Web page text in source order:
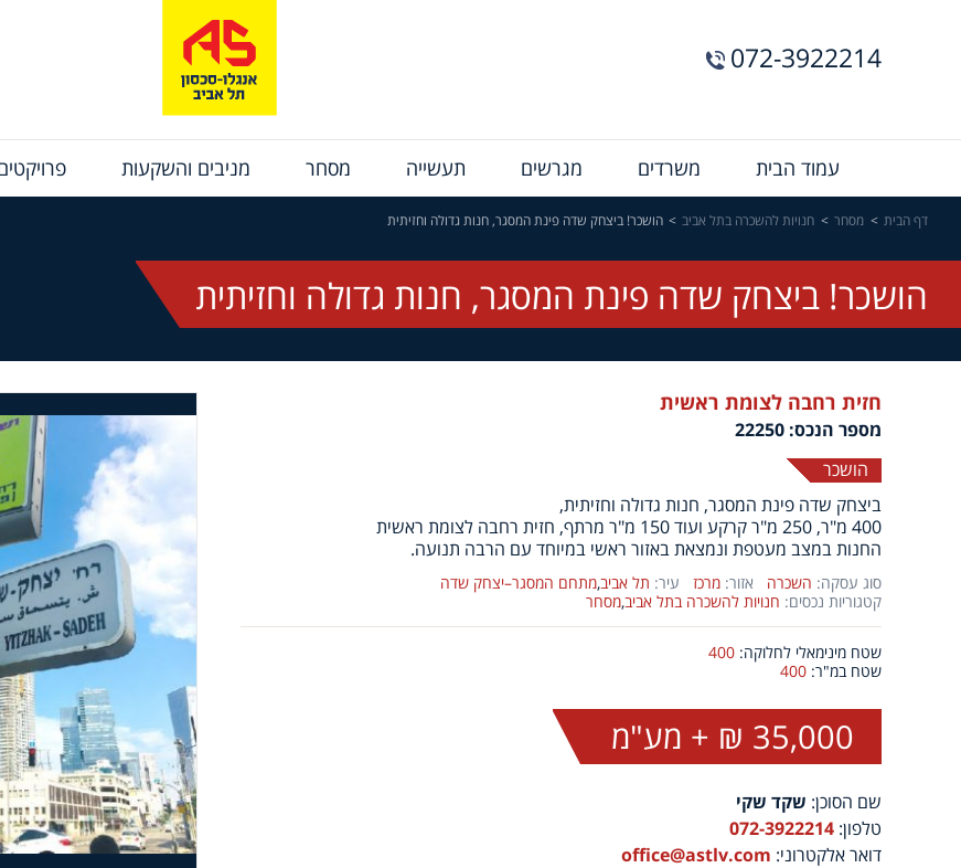
072-3922214
עמוד הבית משרדים מגרשים תעשייה מסחר מניבים והשקעות
דף הבית מסחר חנויות להשכרה בתל אביב הושכר! ביצחק שדה פינת המסגר, חנות גדולה וחזיתית
הושכר! ביצחק שדה פינת המסגר, חנות גדולה וחזיתית
חזית רחבה לצומת ראשית
מספר הנכס: 22250
הושכר
ביצחק שדה פינת המסגר, חנות גדולה וחזיתית,
400 מ"ר, 250 מ"ר קרקע ועוד 150 מ"ר מרתף, חזית רחבה לצומת ראשית
החנות במצב מעטפת ונמצאת באזור ראשי במיוחד עם הרבה תנועה.
סוג עסקה: השכרה אזור: מרכז עיר: תל אביב,מתחם המסגר–יצחק שדה
קטגוריות נכסים: חנויות להשכרה בתל אביב,מסחר
שטח מינימאלי לחלוקה: 400
שטח במ"ר: 400
35,000 ₪ + מע"מ
שם הסוכן: שקד שקי
טלפון: 072-3922214
דואר אלקטרוני: office@astlv.com